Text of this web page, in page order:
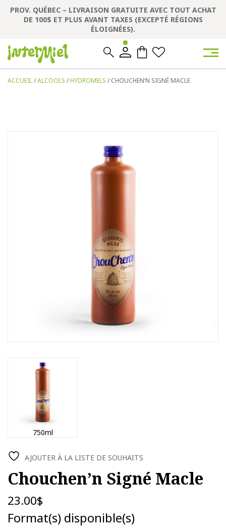
PROV. QUÉBEC – LIVRAISON GRATUITE AVEC TOUT ACHAT
DE 100$ ET PLUS AVANT TAXES (EXCEPTÉ RÉGIONS
ÉLOIGNÉES).
0
ACCUEIL/ALCOOLS /HYDROMELS / CHOUCHEN’N SIGNÉ MACLE
750ml
AJOUTER À LA LISTE DE SOUHAITS
Chouchen’n Signé Macle
23.00$
Format(s) disponible(s)